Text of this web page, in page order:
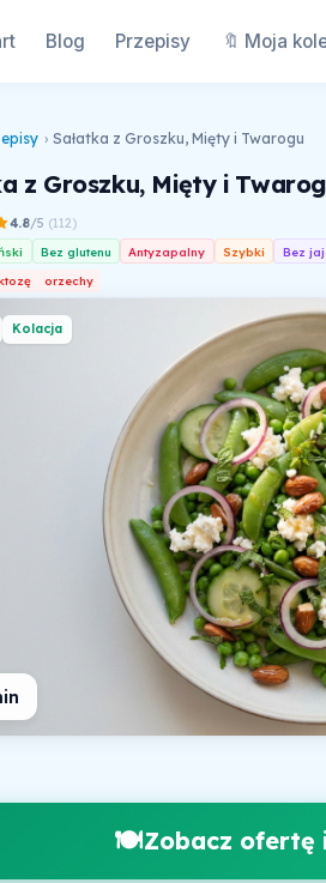
Blog Przepisy 🔖 Moja
› Sałatka z Groszku, Mięty i Twarogu
z Groszku, Mięty i
4.8/5 (112)
Bez glutenu Antyzapalny Szybki Bez
orzechy
Kolacja
🍽️Zobacz ofertę